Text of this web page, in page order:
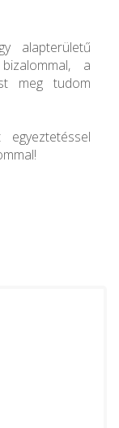
alapterületű
a
meg tudom